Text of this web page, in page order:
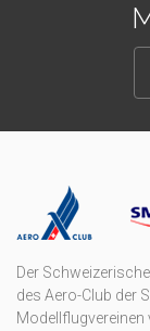
Der
des Aero-Club der
Modellflugvereinen